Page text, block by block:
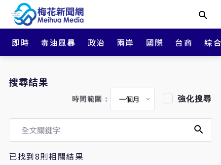
即時 毒油風暴 政治 兩岸 國際 台商 綜
搜尋結果
時間範圍： 強化搜尋
已找到8則相關結果